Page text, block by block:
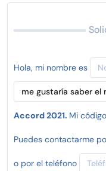
Hola, mi nombre es
Accord 2021. Mi
Puedes contactarme
o por el teléfono